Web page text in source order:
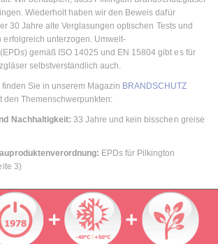
Wiederholt haben wir den Beweis dafür
30 Jahre alte Verglasungen optischen Tests und
erfolgreich unterzogen. Umwelt-
gemäß ISO 14025 und EN 15804 gibt es für
selbstverständlich auch.
Sie in unserem Magazin BRANDSCHUTZ
den Themenschwerpunkten:
Nachhaltigkeit: 33 Jahre und kein bisschen greise
EPDs für Pilkington
3)